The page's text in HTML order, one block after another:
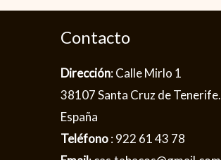
Contacto
Dirección: Calle Mirlo 1
38107 Santa Cruz de Tenerife.
España
Teléfono: 922 61 43 78